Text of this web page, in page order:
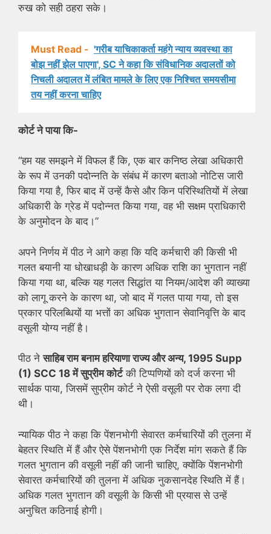
रुख को सही ठहरा सके।
Must Read - 'गरीब याचिकाकर्ता महंगे न्याय व्यवस्था का
बोझ नहीं झेल पाएगा', SC ने कहा कि संविधानिक अदालतों को
निचली अदालत में लंबित मामले के लिए एक निश्चित समयसीमा
तय नहीं करना चाहिए
कोर्ट ने पाया कि-
“हम यह समझने में विफल हैं कि, एक बार कनिष्ठ लेखा अधिकारी
के रूप में उनकी पदोन्नति के संबंध में कारण बताओ नोटिस जारी
किया गया है, फिर बाद में उन्हें कैसे और किन परिस्थितियों में लेखा
अधिकारी के ग्रेड में पदोन्नत किया गया, वह भी सक्षम प्राधिकारी
के अनुमोदन के बाद।”
अपने निर्णय में पीठ ने आगे कहा कि यदि कर्मचारी की किसी भी
गलत बयानी या धोखाधड़ी के कारण अधिक राशि का भुगतान नहीं
किया गया था, बल्कि यह गलत सिद्धांत या नियम/आदेश की व्याख्या
को लागू करने के कारण था, जो बाद में गलत पाया गया, तो इस
प्रकार परिलब्धियों या भत्तों का अधिक भुगतान सेवानिवृत्ति के बाद
वसूली योग्य नहीं है।
पीठ नेसाहिब राम बनाम हरियाणा राज्य और अन्य, 1995 Supp
(1) SCC 18 में सुप्रीम कोर्टकी टिप्पणियों को दर्ज करना भी
सार्थक पाया, जिसमें सुप्रीम कोर्ट ने ऐसी वसूली पर रोक लगा दी
थी।
न्यायिक पीठ ने कहा कि पेंशनभोगी सेवारत कर्मचारियों की तुलना में
बेहतर स्थिति में हैं और ऐसे पेंशनभोगी एक निर्देश मांग सकते हैं कि
गलत भुगतान की वसूली नहीं की जानी चाहिए, क्योंकि पेंशनभोगी
सेवारत कर्मचारियों की तुलना में अधिक नुकसानदेह स्थिति में हैं।
अधिक गलत भुगतान की वसूली के किसी भी प्रयास से उन्हें
अनुचित कठिनाई होगी।